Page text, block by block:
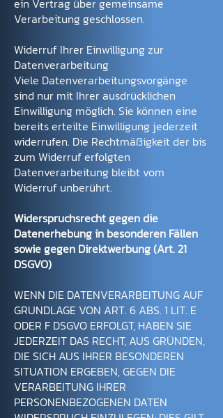
ein Vertrag über gemeinsame
Verarbeitung geschlossen.
Widerruf Ihrer Einwilligung zur
Datenverarbeitung
Viele Datenverarbeitungsvorgänge
sind nur mit Ihrer ausdrücklichen
Einwilligung möglich. Sie können eine
bereits erteilte Einwilligung jederzeit
widerrufen. Die Rechtmäßigkeit der bis
zum Widerruf erfolgten
Datenverarbeitung bleibt vom
Widerruf unberührt.
Widerspruchsrecht gegen die
Datenerhebung in besonderen Fällen
sowie gegen Direktwerbung (Art. 21
DSGVO)
WENN DIE DATENVERARBEITUNG AUF
GRUNDLAGE VON ART. 6 ABS. 1 LIT. E
ODER F DSGVO ERFOLGT, HABEN SIE
JEDERZEIT DAS RECHT, AUS GRÜNDEN,
DIE SICH AUS IHRER BESONDEREN
SITUATION ERGEBEN, GEGEN DIE
VERARBEITUNG IHRER
PERSONENBEZOGENEN DATEN